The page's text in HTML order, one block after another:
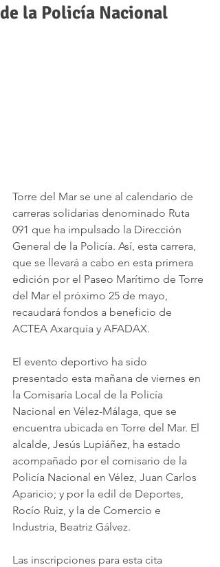
de la Policía Nacional
Torre del Mar se une al calendario de
carreras solidarias denominado Ruta
091 que ha impulsado la Dirección
General de la Policía. Así, esta carrera,
que se llevará a cabo en esta primera
edición por el Paseo Marítimo de Torre
del Mar el próximo 25 de mayo,
recaudará fondos a beneficio de
ACTEA Axarquía y AFADAX.
El evento deportivo ha sido
presentado esta mañana de viernes en
la Comisaría Local de la Policía
Nacional en Vélez-Málaga, que se
encuentra ubicada en Torre del Mar. El
alcalde, Jesús Lupiáñez, ha estado
acompañado por el comisario de la
Policía Nacional en Vélez, Juan Carlos
Aparicio; y por la edil de Deportes,
Rocío Ruiz, y la de Comercio e
Industria, Beatriz Gálvez.
Las inscripciones para esta cita